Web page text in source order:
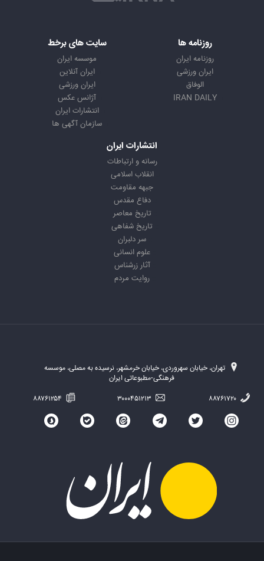
روزنامه ها
روزنامه ایران
ایران ورزشی
الوفاق
IRAN DAILY
سایت های برخط
موسسه ایران
ایران آنلاین
ایران ورزشی
آژانس عکس
انتشارات ایران
سازمان آگهی ها
انتشارات ایران
رسانه و ارتباطات
انقلاب اسلامی
جبهه مقاومت
دفاع مقدس
تاریخ معاصر
تاریخ شفاهی
سر دلبران
علوم انسانی
آثار زرشناس
روایت مردم
تهران، خیابان سهروردی، خیابان خرمشهر، نرسیده به مصلی، موسسه
فرهنگی-مطبوعاتی ایران